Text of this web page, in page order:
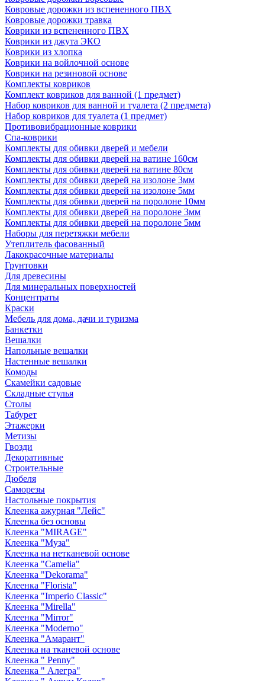
Ковровые дорожки из вспененного ПВХ
Ковровые дорожки травка
Коврики из вспененного ПВХ
Коврики из джута ЭКО
Коврики из хлопка
Коврики на войлочной основе
Коврики на резиновой основе
Комплекты ковриков
Комплект ковриков для ванной (1 предмет)
Набор ковриков для ванной и туалета (2 предмета)
Набор ковриков для туалета (1 предмет)
Противовибрационные коврики
Спа-коврики
Комплекты для обивки дверей и мебели
Комплекты для обивки дверей на ватине 160см
Комплекты для обивки дверей на ватине 80см
Комплекты для обивки дверей на изолоне 3мм
Комплекты для обивки дверей на изолоне 5мм
Комплекты для обивки дверей на поролоне 10мм
Комплекты для обивки дверей на поролоне 3мм
Комплекты для обивки дверей на поролоне 5мм
Наборы для перетяжки мебели
Утеплитель фасованный
Лакокрасочные материалы
Грунтовки
Для древесины
Для минеральных поверхностей
Концентраты
Краски
Мебель для дома, дачи и туризма
Банкетки
Вешалки
Напольные вешалки
Настенные вешалки
Комоды
Скамейки садовые
Складные стулья
Столы
Табурет
Этажерки
Метизы
Гвозди
Декоративные
Строительные
Дюбеля
Саморезы
Настольные покрытия
Клеенка ажурная "Лейс"
Клеенка без основы
Клеенка "MIRAGE"
Клеенка "Муза"
Клеенка на нетканевой основе
Клеенка "Camelia"
Клеенка "Dekorama"
Клеенка "Florista"
Клеенка "Imperio Classic"
Клеенка "Mirella"
Клеенка "Mirror"
Клеенка "Moderno"
Клеенка "Амарант"
Клеенка на тканевой основе
Клеенка " Penny"
Клеенка " Алегра"